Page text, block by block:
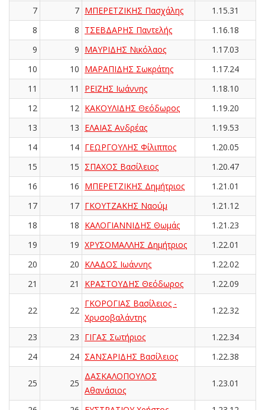
7
7 ΜΠΕΡΕΤΖΙΚΗΣ Πασχάλης
1.15.31
8
8 ΤΣΕΒΔΑΡΗΣ Παντελής
1.16.18
9
9 ΜΑΥΡΙΔΗΣ Νικόλαος
1.17.03
10
10 ΜΑΡΑΠΙΔΗΣ Σωκράτης
1.17.24
11
11 ΡΕΪΖΗΣ Ιωάννης
1.18.10
12
12 ΚΑΚΟΥΛΙΔΗΣ Θεόδωρος
1.19.20
13
13 ΕΛΑΙΑΣ Ανδρέας
1.19.53
14
14 ΓΕΩΡΓΟΥΛΗΣ Φίλιππος
1.20.05
15
15 ΣΠΑΧΟΣ Βασίλειος
1.20.47
16
16 ΜΠΕΡΕΤΖΙΚΗΣ Δημήτριος
1.21.01
17
17 ΓΚΟΥΤΖΑΚΗΣ Ναούμ
1.21.12
18
18 ΚΑΛΟΓΙΑΝΝΙΔΗΣ Θωμάς
1.21.23
19
19 ΧΡΥΣΟΜΑΛΛΗΣ Δημήτριος
1.22.01
20
20 ΚΛΑΔΟΣ Ιωάννης
1.22.02
21
21 ΚΡΑΣΤΟΥΔΗΣ Θεόδωρος 1.22.09
22 22
ΓΚΟΡΟΓΙΑΣ Βασίλειος -
Χρυσοβαλάντης
1.22.32
23 23 ΓΙΓΑΣ Σωτήριος
1.22.34
24
24 ΣΑΝΣΑΡΙΔΗΣ Βασίλειος 1.22.38
25 25
ΔΑΣΚΑΛΟΠΟΥΛΟΣ
Αθανάσιος
1.23.01